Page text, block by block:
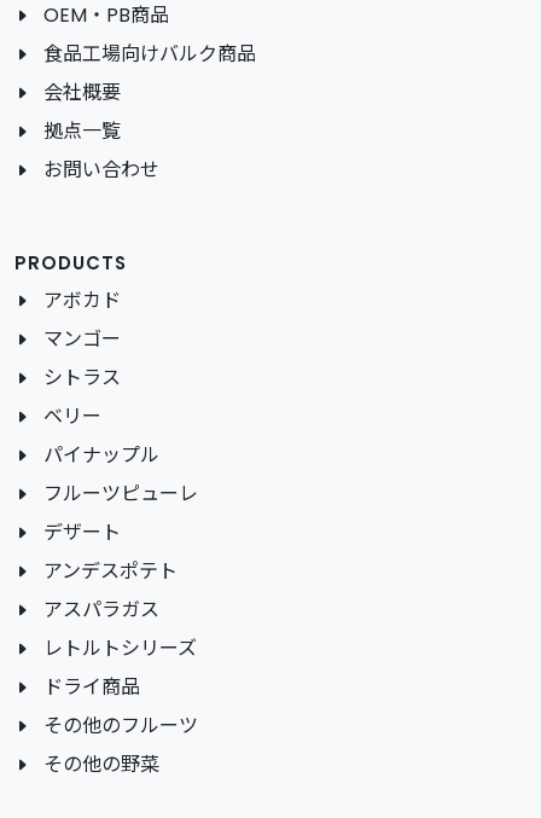
OEM・PB商品
食品工場向けバルク商品
会社概要
拠点一覧
お問い合わせ
PRODUCTS
アボカド
マンゴー
シトラス
ベリー
パイナップル
フルーツピューレ
デザート
アンデスポテト
アスパラガス
レトルトシリーズ
ドライ商品
その他のフルーツ
その他の野菜